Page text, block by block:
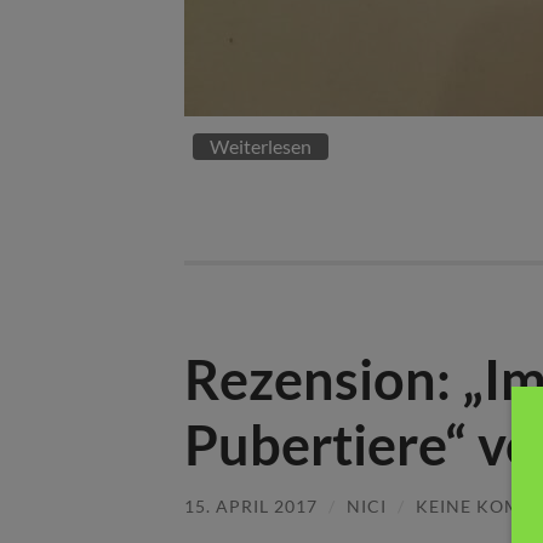
Weiterlesen
Rezension:
Pubertiere“
15. APRIL 2017 NICI KEINE